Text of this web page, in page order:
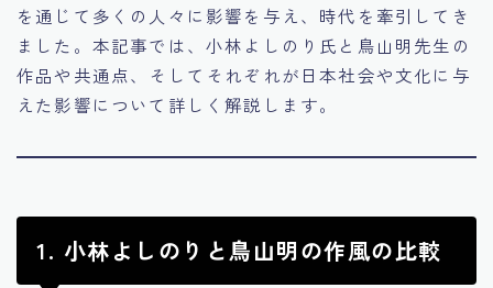
を通じて多くの人々に影響を与え、時代を牽引してき
ました。本記事では、小林よしのり氏と鳥山明先生の
作品や共通点、そしてそれぞれが日本社会や文化に与
えた影響について詳しく解説します。
1. 小林よしのりと鳥山明の作風の比較